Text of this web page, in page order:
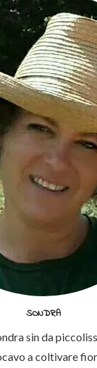
SONDRA
sin da
a coltivare